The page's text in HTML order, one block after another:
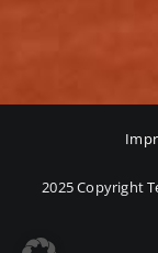
2025 Copyright